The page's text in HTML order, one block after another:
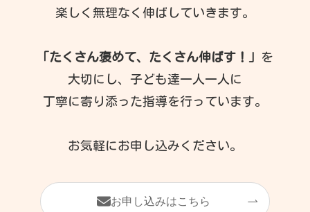
楽しく無理なく伸ばしていきます。
「たくさん褒めて、たくさん伸ばす！」
を
大切にし、子ども達一人一人に
丁寧に寄り添った指導を行っています。
お気軽にお申し込みください。
お申し込みはこちら